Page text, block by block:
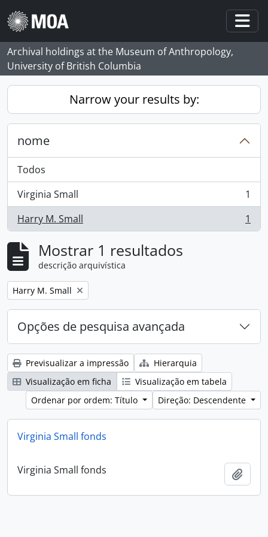
Skip to main content
Archival holdings at the Museum of Anthropology,
University of British Columbia
Narrow your results by:
nome
Todos
Virginia Small
, 1 resultados
1
Harry M. Small
, 1 resultados 1
Mostrar 1 resultados
descrição arquivística
Remove filter:
Harry M. Small
Opções de pesquisa avançada
Previsualizar a impressão
Hierarquia
Visualização em ficha
Visualização em tabela
Ordenar por ordem: Título
Direção: Descendente
Virginia Small fonds
Virginia Small fonds